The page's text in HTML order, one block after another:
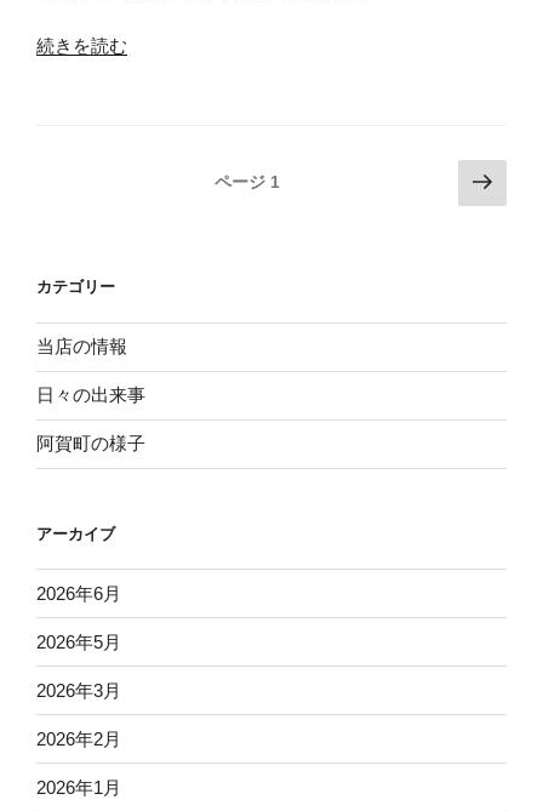
“酒
続きを読む
ビ
ー
シ
ョ
ン
ページ 1
次
の
カテゴリー
当店の情報
日々の出来事
阿賀町の様子
アーカイブ
2026年6月
2026年5月
2026年3月
2026年2月
2026年1月